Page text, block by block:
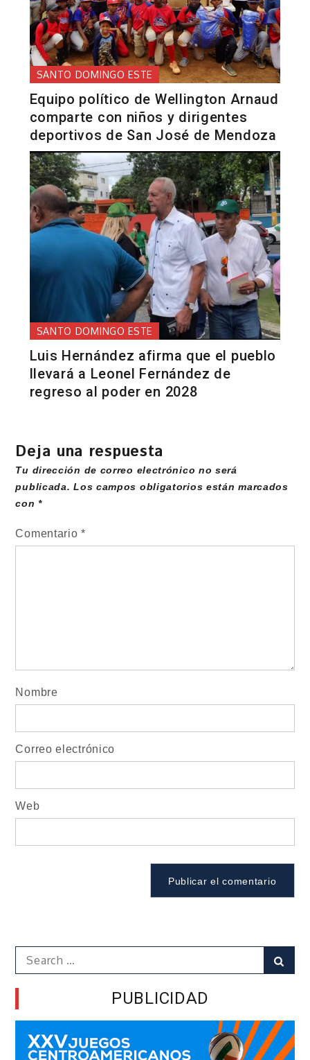
SANTO DOMINGO ESTE
Equipo político de Wellington Arnaud
comparte con niños y dirigentes
deportivos de San José de Mendoza
SANTO DOMINGO ESTE
Luis Hernández afirma que el pueblo
llevará a Leonel Fernández de
regreso al poder en 2028
Deja una respuesta
Tu dirección de correo electrónico no será
publicada. Los campos obligatorios están marcados
con*
Comentario*
Nombre
Correo electrónico
Web
Search
for:
PUBLICIDAD